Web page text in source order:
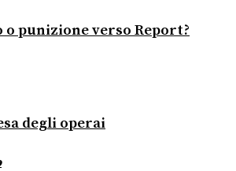
o punizione verso Report?
degli operai